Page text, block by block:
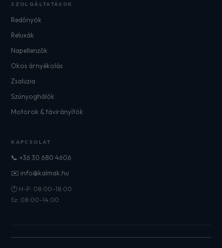
SZOLGÁLTATÁSOK
Redőnyök
Reluxák
Napellenzők
Okos árnyékolás
Zsaluzia
Szúnyoghálók
Motorok & távirányítók
KAPCSOLAT
📞 +36 30 680 4606
✉️ info@kalmak.hu
🕐 H-P: 08:00–18:00
Sz: 08:00–14:00